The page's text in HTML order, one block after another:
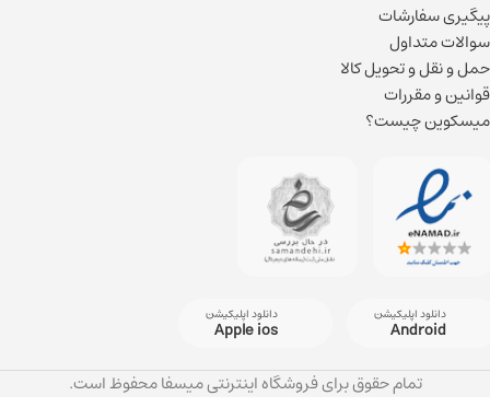
پیگیری سفارشات
سوالات متداول
حمل و نقل و تحویل کالا
قوانین و مقررات
میسکوین چیست؟
دانلود اپلیکیشن
Android
دانلود اپلیکیشن
Apple ios
تمام حقوق برای فروشگاه اینترنتی میسفا محفوظ است.